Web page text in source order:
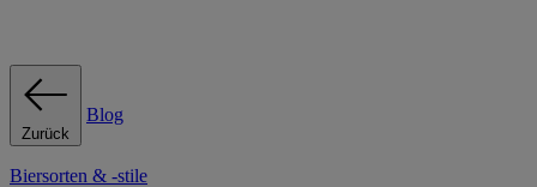
Zurück
Blog
Biersorten & -stile